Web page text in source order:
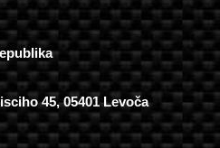
45, 05401 Levoča